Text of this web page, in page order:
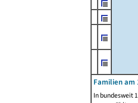
Familien am
In bundesweit